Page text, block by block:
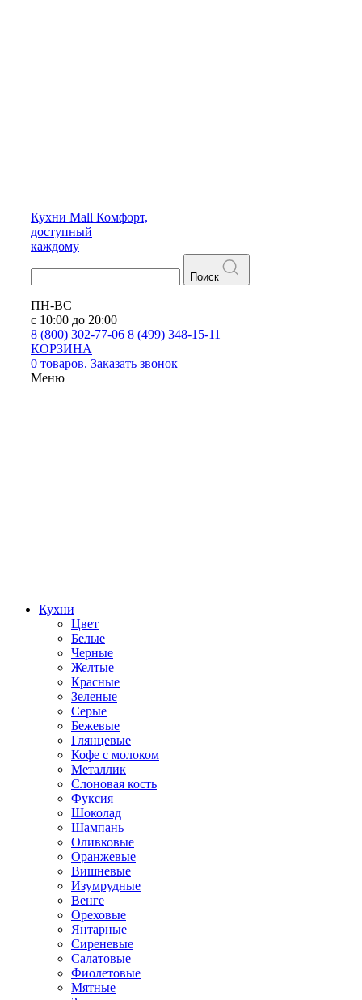
Кухни Mall Комфорт,
доступный
каждому
Поиск
ПН-ВС
с 10:00 до 20:00
8 (800) 302-77-06 8 (499) 348-15-11
КОРЗИНА
0 товаров. Заказать звонок
Меню
Кухни
Цвет
Белые
Черные
Желтые
Красные
Зеленые
Серые
Бежевые
Глянцевые
Кофе с молоком
Металлик
Слоновая кость
Фуксия
Шоколад
Шампань
Оливковые
Оранжевые
Вишневые
Изумрудные
Венге
Ореховые
Янтарные
Сиреневые
Салатовые
Фиолетовые
Мятные